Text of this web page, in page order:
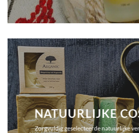
NATUURLIJKE
Zorgvuldig geselecteerde natuurlijke